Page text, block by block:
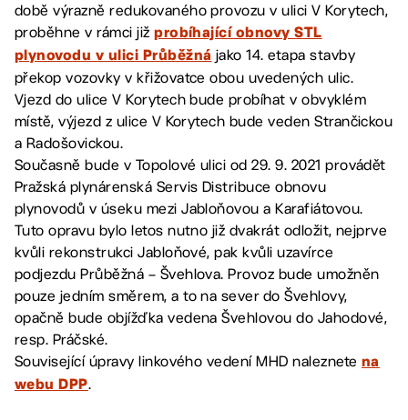
době výrazně redukovaného provozu v ulici V Korytech,
proběhne v rámci jižprobíhající obnovy STL
plynovodu v ulici Průběžná jako 14. etapa stavby
překop vozovky v křižovatce obou uvedených ulic.
Vjezd do ulice V Korytech bude probíhat v obvyklém
místě, výjezd z ulice V Korytech bude veden Strančickou
a Radošovickou.
Současně bude v Topolové ulici od 29. 9. 2021 provádět
Pražská plynárenská Servis Distribuce obnovu
plynovodů v úseku mezi Jabloňovou a Karafiátovou.
Tuto opravu bylo letos nutno již dvakrát odložit, nejprve
kvůli rekonstrukci Jabloňové, pak kvůli uzavírce
podjezdu Průběžná – Švehlova. Provoz bude umožněn
pouze jedním směrem, a to na sever do Švehlovy,
opačně bude objížďka vedena Švehlovou do Jahodové,
resp. Práčské.
Související úpravy linkového vedení MHD naleznete na
webu DPP.